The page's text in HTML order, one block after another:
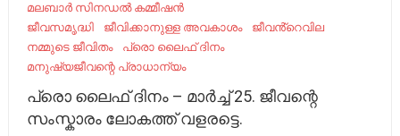
മലബാർ സിനഡൽ കമ്മീഷൻ
ജീവസമൃദ്ധി
ജീവിക്കാനുള്ള അവകാശം
ജീവൻ്റെവില
നമ്മുടെ ജീവിതം
പ്രൊ ലൈഫ് ദിനം
മനുഷ്യജീവന്റെ പ്രാധാന്യം
പ്രൊ ലൈഫ് ദിനം – മാർച്ച് 25. ജീവന്റെ
സംസ്കാരം ലോകത്ത് വളരട്ടെ.